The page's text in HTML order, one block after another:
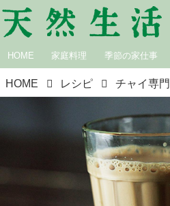
HOME 家庭料理 季節の家仕事
HOME レシピ